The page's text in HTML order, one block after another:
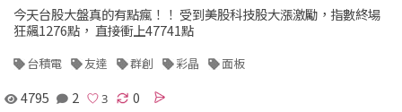
今天台股大盤真的有點瘋！！ 受到美股科技股大漲激勵，指數終場
狂飆1276點， 直接衝上47741點
台積電 友達 群創 彩晶 面板
4795 2 0